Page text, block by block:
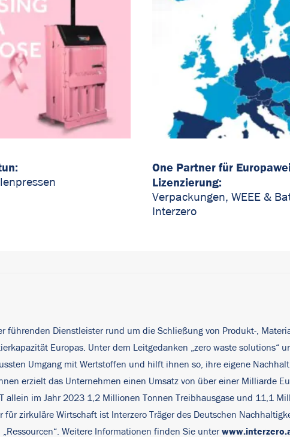
One Partner für
Lizenzierung:
Verpackungen, WEEE &
Interzero
führenden Dienstleister rund um die Schließung von Produkt-,
Europas. Unter dem Leitgedanken „zero waste
Umgang mit Wertstoffen und hilft ihnen so, ihre eigene
erzielt das Unternehmen einen Umsatz von über einer Milliarde
allein im Jahr 2023 1,2 Millionen Tonnen Treibhausgase und 11,1
für zirkuläre Wirtschaft ist Interzero Träger des Deutschen
Weitere Informationen finden Sie unter